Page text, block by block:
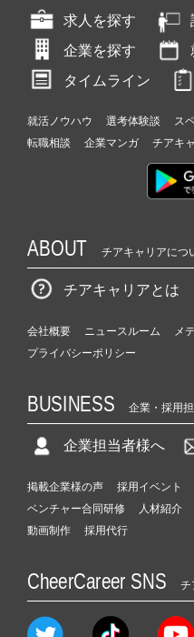
求人を探す
企業を探す
タイムライン
就活ノウハウ 選考体験談 ス
転職相談
企業マンガ チアキ
ABOUT チアキャリアにつ
チアキャリアとは
会社概要 ニュースルーム
メ
プライバシーポリシー
BUSINESS 企業・採用
企業担当者様へ
掲載企業様の声 採用イベント
ベンチャー合同研修
人材紹介
動画制作
採用代行
CheerCareer SNS チ